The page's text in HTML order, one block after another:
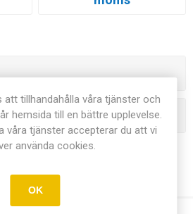
att tillhandahålla våra tjänster och
hemsida till en bättre upplevelse.
våra tjänster accepterar du att vi
använda cookies.
OK